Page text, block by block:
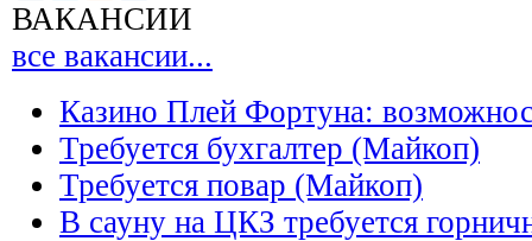
ВАКАНСИИ
все вакансии...
Казино Плей Фортуна:
Требуется бухгалтер (Майкоп)
Требуется повар (Майкоп)
В сауну на ЦКЗ требуется